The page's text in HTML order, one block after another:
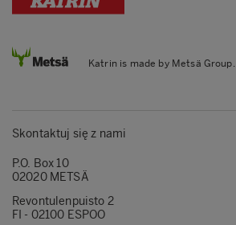
Katrin is made by Metsä Group.
Skontaktuj się z nami
P.O. Box 10
02020 METSÄ
Revontulenpuisto 2
FI - 02100 ESPOO